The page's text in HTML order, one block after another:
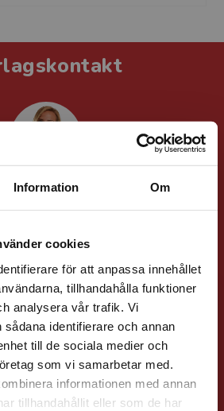
Information Om
cookies
för att anpassa innehållet
tillhandahålla funktioner
analysera vår trafik. Vi
identifierare och annan
till de sociala medier och
som vi samarbetar med.
informationen med annan
tillhandahållit eller som de har
fraktregion
Jessica Kabrell
Läromedel och
SO
046-31 21 81
E-post